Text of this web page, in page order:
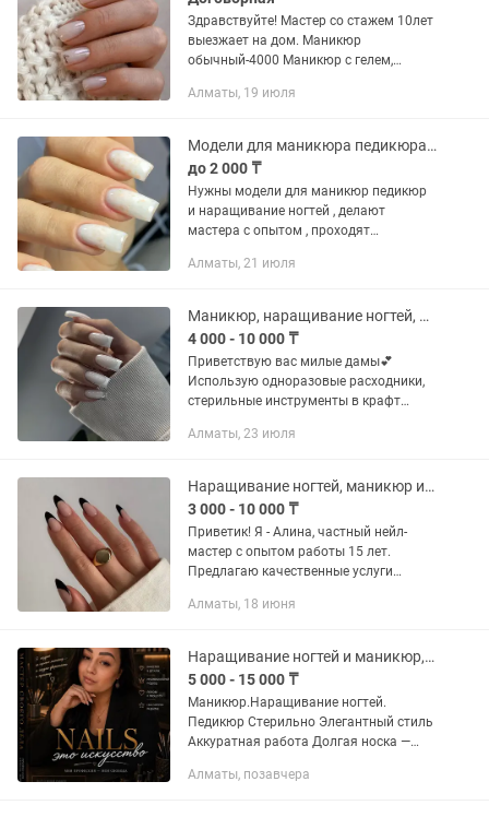
Здравствуйте! Мастер со стажем 10лет
выезжает на дом. Маникюр
обычный-4000 Маникюр с гелем,
Ремонт 1 ногтя 500 Наращивание
ногтей-...
Алматы, 19 июля
Модели для маникюра педикюра и наращивание ногтей
до 2 000 ₸
Нужны модели для маникюр педикюр
и наращивание ногтей , делают
мастера с опытом , проходят
маникюр 1000 Наращивание 2000
Алматы, 21 июля
Маникюр, наращивание ногтей, педикюр и шугаринг на выезд и на дому.
4 000 - 10 000 ₸
Приветствую вас милые дамы💕
Использую одноразовые расходники,
стерильные инструменты в крафт
обрабатываются в 3 этапа. При вас
используются...
Алматы, 23 июля
Наращивание ногтей, маникюр и педикюр. Возможен выезд.
3 000 - 10 000 ₸
Приветик! Я - Алина, частный нейл-
мастер с опытом работы 15 лет.
Предлагаю качественные услуги
выполнить у вас дома или принять у
Алматы, 18 июня
Наращивание ногтей и маникюр, педикюр
5 000 - 15 000 ₸
Маникюр.Наращивание ногтей.
Педикюр Стерильно Элегантный стиль
Аккуратная работа Долгая носка —
Укрепление гелем — Наращивание
Алматы, позавчера